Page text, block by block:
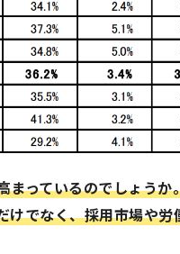
まっているのでしょうか
けでなく、採用市場や